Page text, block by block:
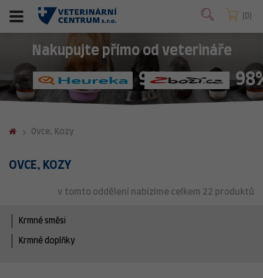
0
Nakupujte přímo od veterináře
98%
Ovce, Kozy
OVCE, KOZY
v tomto oddělení nabízíme celkem 22 produktů
Krmné směsi
Krmné doplňky